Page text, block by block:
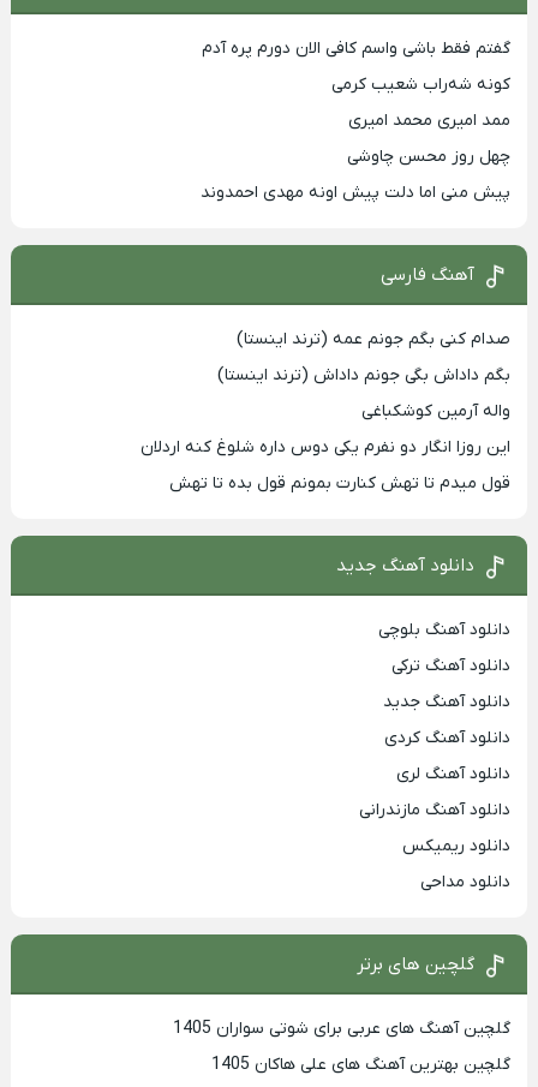
گفتم فقط باشی واسم کافی الان دورم پره آدم
کونه شه‌راب شعیب کرمی
ممد امیری محمد امیری
چهل روز محسن چاوشی
پیش منی اما دلت پیش اونه مهدی احمدوند
آهنگ فارسی
صدام کنی بگم جونم عمه (ترند اینستا)
بگم داداش بگی جونم داداش (ترند اینستا)
واله آرمین کوشکباغی
این روزا انگار دو نفرم یکی دوس داره شلوغ کنه اردلان
قول میدم تا تهش کنارت بمونم قول بده تا تهش
دانلود آهنگ جدید
دانلود آهنگ بلوچی
دانلود آهنگ ترکی
دانلود آهنگ جدید
دانلود آهنگ کردی
دانلود آهنگ لری
دانلود آهنگ مازندرانی
دانلود ریمیکس
دانلود مداحی
گلچین های برتر
گلچین آهنگ های عربی برای شوتی سواران 1405
گلچین بهترين آهنگ های علی هاکان 1405